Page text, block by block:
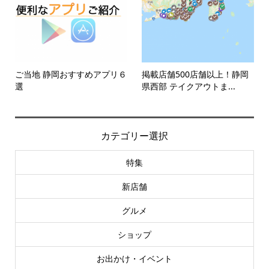
ご当地 静岡おすすめアプリ６
選
掲載店舗500店舗以上！静岡
県西部 テイクアウトま...
カテゴリー選択
特集
新店舗
グルメ
ショップ
お出かけ・イベント